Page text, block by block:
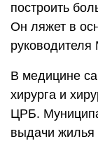
построить
Он ляжет в
В медицине
хирурга и
ЦРБ.
выдачи жилья